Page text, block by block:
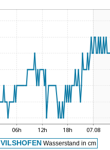
VILSHOFEN Wasserstand in cm